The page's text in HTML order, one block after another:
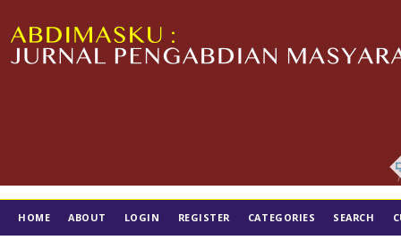
HOME ABOUT LOGIN REGISTER CATEGORIES SEARCH